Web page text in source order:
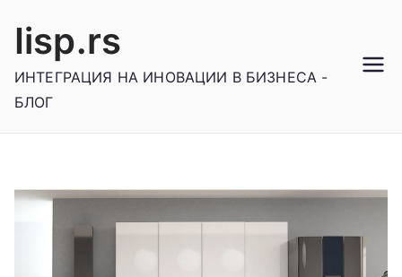
Iisp.rs
ИНТЕГРАЦИЯ НА ИНОВАЦИИ В БИЗНЕСА -
БЛОГ